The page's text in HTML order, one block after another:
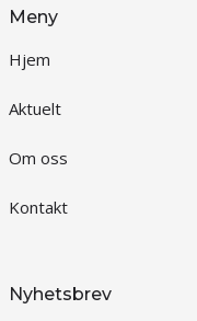
Meny
Hjem
Aktuelt
Om oss
Kontakt
Nyhetsbrev